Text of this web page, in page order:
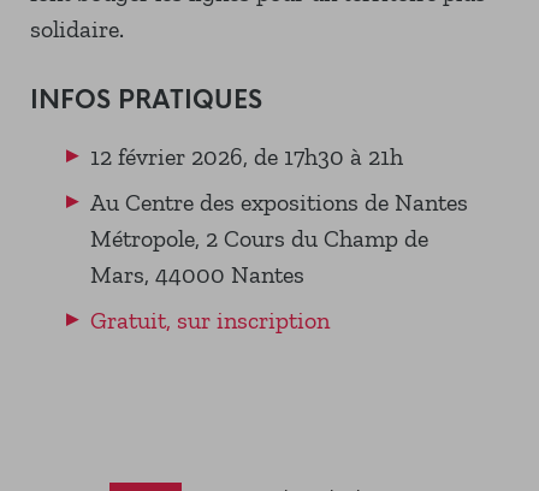
solidaire.
­INFOS PRATIQUES
12 février 2026, de 17h30 à 21h
Au Centre des expositions de Nantes
Métropole, 2 Cours du Champ de
Mars, 44000 Nantes
Gratuit, sur inscription